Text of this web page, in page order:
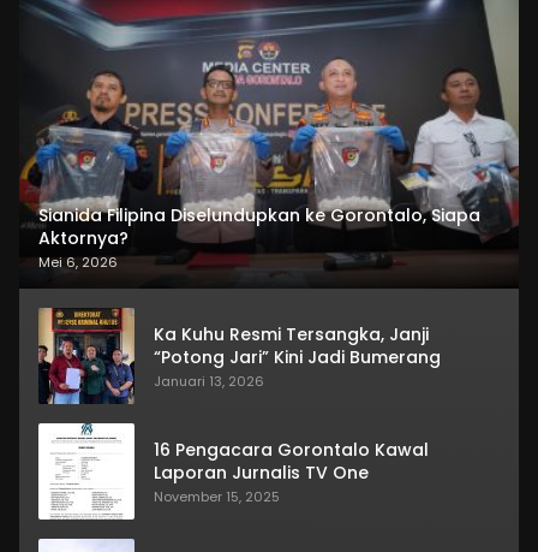
Sianida Filipina Diselundupkan ke Gorontalo, Siapa
Aktornya?
Mei 6, 2026
Ka Kuhu Resmi Tersangka, Janji
“Potong Jari” Kini Jadi Bumerang
Januari 13, 2026
16 Pengacara Gorontalo Kawal
Laporan Jurnalis TV One
November 15, 2025